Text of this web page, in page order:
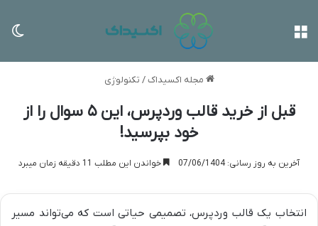
مجله اکسیداک / تکنولوژی
قبل از خرید قالب وردپرس، این ۵ سوال را از
خود بپرسید!
آخرین به روز رسانی: 07/06/1404 خواندن این مطلب 11 دقیقه زمان میبرد
انتخاب یک قالب وردپرس، تصمیمی حیاتی است که می‌تواند مسیر